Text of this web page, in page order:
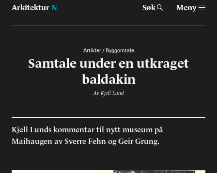
Arkitektur N Søk Meny
Tidsskrift for arkitektur, interiør og landskap
Prosjekter
Artikler
Tast retur for å søke eller esc for å lukke
Artikler/ Byggomtale
Samtale under en utkraget
baldakin
Av Kjell Lund
Kjell Lunds kommentar til nytt museum på
Maihaugen av Sverre Fehn og Geir Grung.